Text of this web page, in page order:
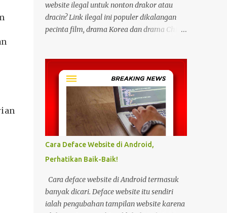
website ilegal untuk nonton drakor atau
dracin? Link ilegal ini populer dikalangan
pecinta film, drama Korea dan drama China
link ilegal ini juga mengunggah episode
baru dengan kecepatan yang sama dengan
link legal berbayar. Namun kebiasaan
tersebut sepertinya harus dihentikan
sekarang juga. Pasalnya menonton film,
konser, drama, atau apapun itu di situs tidak
resmi disebut bisa menjadi jalan masuk
peretasan pada perangkat elektronik.
Pengalaman ini dibagikan oleh pengguna
media sosial X, @kdrama_menfess pada
Selasa (23/2/2024) siang. Dalam
unggahannya, terlihat perangkat laptop
Cara Deface Website di Android,
Perhatikan Baik-Baik!
Cara deface website di Android termasuk
banyak dicari. Deface website itu sendiri
ialah pengubahan tampilan website karena